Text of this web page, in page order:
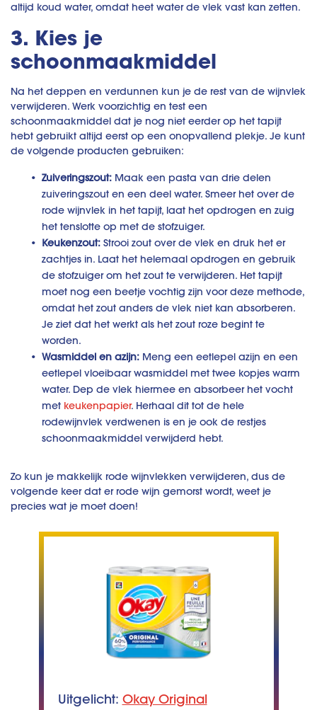
Uitgelicht: Okay Original
altijd koud water, omdat heet water de vlek vast kan zetten.
3. Kies je
schoonmaakmiddel
Na het deppen en verdunnen kun je de rest van de wijnvlek
verwijderen. Werk voorzichtig en test een
schoonmaakmiddel dat je nog niet eerder op het tapijt
hebt gebruikt altijd eerst op een onopvallend plekje. Je kunt
de volgende producten gebruiken:
Zuiveringszout: Maak een pasta van drie delen
zuiveringszout en een deel water. Smeer het over de
rode wijnvlek in het tapijt, laat het opdrogen en zuig
het tenslotte op met de stofzuiger.
Keukenzout: Strooi zout over de vlek en druk het er
zachtjes in. Laat het helemaal opdrogen en gebruik
de stofzuiger om het zout te verwijderen. Het tapijt
moet nog een beetje vochtig zijn voor deze methode,
omdat het zout anders de vlek niet kan absorberen.
Je ziet dat het werkt als het zout roze begint te
worden.
Wasmiddel en azijn: Meng een eetlepel azijn en een
eetlepel vloeibaar wasmiddel met twee kopjes warm
water. Dep de vlek hiermee en absorbeer het vocht
met keukenpapier. Herhaal dit tot de hele
rodewijnvlek verdwenen is en je ook de restjes
schoonmaakmiddel verwijderd hebt.
Zo kun je makkelijk rode wijnvlekken verwijderen, dus de
volgende keer dat er rode wijn gemorst wordt, weet je
precies wat je moet doen!